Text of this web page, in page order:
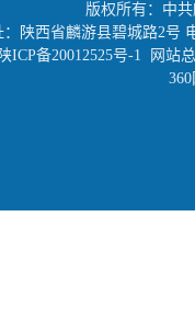
版权所有：中
：陕西省麟游县碧城路2号
陕ICP备20012525号-1 网站